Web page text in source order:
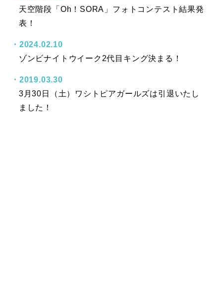
天空階段「Oh！SORA」フォトコンテスト結果発
表！
2024.02.10
ゾンビナイトウイーク2代目キング決まる！
2019.03.30
3月30日（土）ワシトピアガールズは引退いたし
ました！